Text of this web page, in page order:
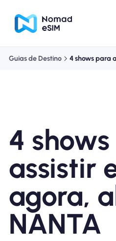
Por que Nomad eSIM
Guias de Destino
4
assistir
agora,
NANTA